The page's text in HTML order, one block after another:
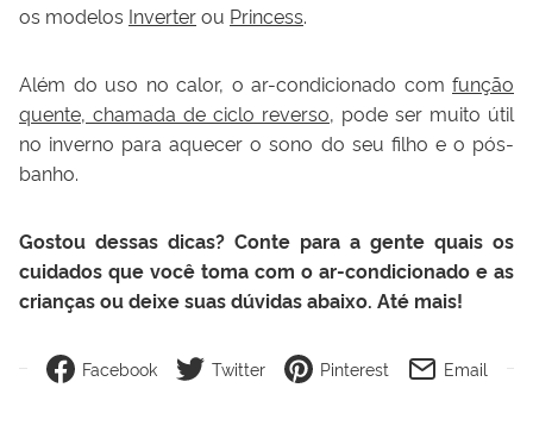
os modelos Inverterou Princess.
Além do uso no calor, o ar-condicionado com função
quente, chamada de ciclo reverso, pode ser muito útil
no inverno para aquecer o sono do seu filho e o pós-
banho.
Gostou dessas dicas? Conte para a gente quais os
cuidados que você toma com o ar-condicionado e as
crianças ou deixe suas dúvidas abaixo. Até mais!
Facebook Twitter Pinterest Email